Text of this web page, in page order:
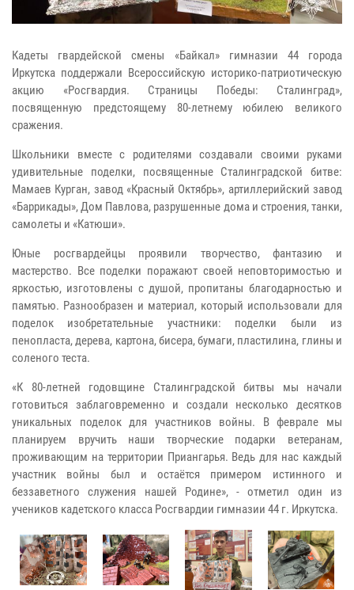
Кадеты гвардейской смены «Байкал» гимназии 44 города
Иркутска поддержали Всероссийскую историко-патриотическую
акцию «Росгвардия. Страницы Победы: Сталинград»,
посвященную предстоящему 80-летнему юбилею великого
сражения.
Школьники вместе с родителями создавали своими руками
удивительные поделки, посвященные Сталинградской битве:
Мамаев Курган, завод «Красный Октябрь», артиллерийский завод
«Баррикады», Дом Павлова, разрушенные дома и строения, танки,
самолеты и «Катюши».
Юные росгвардейцы проявили творчество, фантазию и
мастерство. Все поделки поражают своей неповторимостью и
яркостью, изготовлены с душой, пропитаны благодарностью и
памятью. Разнообразен и материал, который использовали для
поделок изобретательные участники: поделки были из
пенопласта, дерева, картона, бисера, бумаги, пластилина, глины и
соленого теста.
«К 80-летней годовщине Сталинградской битвы мы начали
готовиться заблаговременно и создали несколько десятков
уникальных поделок для участников войны. В феврале мы
планируем вручить наши творческие подарки ветеранам,
проживающим на территории Приангарья. Ведь для нас каждый
участник войны был и остаётся примером истинного и
беззаветного служения нашей Родине», - отметил один из
учеников кадетского класса Росгвардии гимназии 44 г. Иркутска.